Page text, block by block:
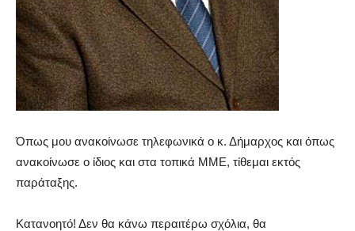
Όπως μου ανακοίνωσε τηλεφωνικά ο κ. Δήμαρχος και όπως
ανακοίνωσε ο ίδιος και στα τοπικά ΜΜΕ, τίθεμαι εκτός
παράταξης.
Κατανοητό! Δεν θα κάνω περαιτέρω σχόλια, θα